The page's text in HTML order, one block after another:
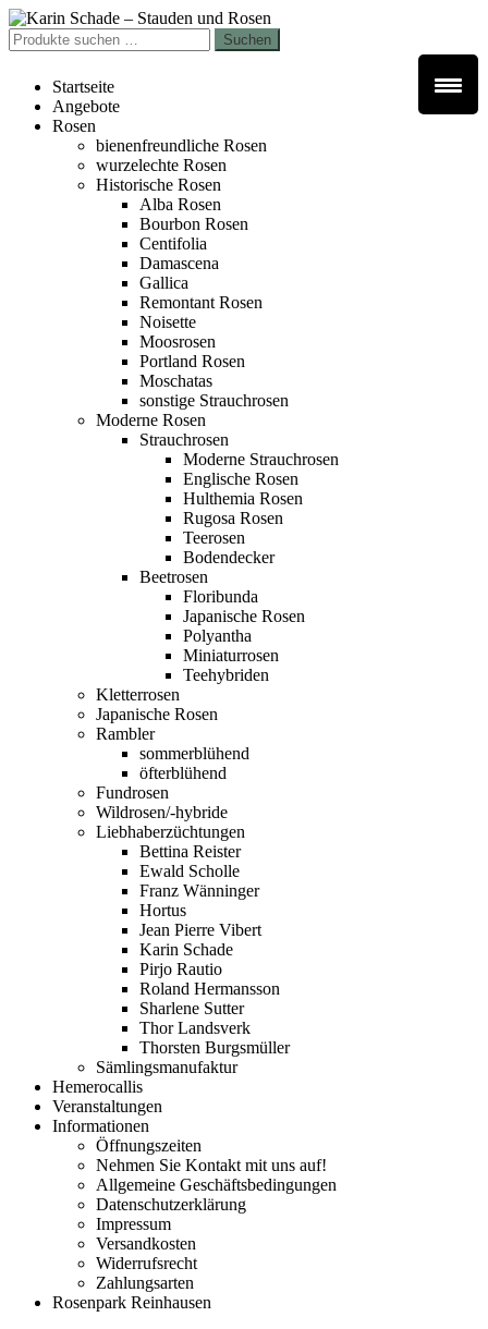
Zur
Navigation
springen
Zum
Inhalt
springen
Suchen
nach:
Suchen
Startseite
Angebote
Rosen
bienenfreundliche Rosen
wurzelechte Rosen
Historische Rosen
Alba Rosen
Bourbon Rosen
Centifolia
Damascena
Gallica
Remontant Rosen
Noisette
Moosrosen
Portland Rosen
Moschatas
sonstige Strauchrosen
Moderne Rosen
Strauchrosen
Moderne Strauchrosen
Englische Rosen
Hulthemia Rosen
Rugosa Rosen
Teerosen
Bodendecker
Beetrosen
Floribunda
Japanische Rosen
Polyantha
Miniaturrosen
Teehybriden
Kletterrosen
Japanische Rosen
Rambler
sommerblühend
öfterblühend
Fundrosen
Wildrosen/-hybride
Liebhaberzüchtungen
Bettina Reister
Ewald Scholle
Franz Wänninger
Hortus
Jean Pierre Vibert
Karin Schade
Pirjo Rautio
Roland Hermansson
Sharlene Sutter
Thor Landsverk
Thorsten Burgsmüller
Sämlingsmanufaktur
Hemerocallis
Veranstaltungen
Informationen
Öffnungszeiten
Nehmen Sie Kontakt mit uns auf!
Allgemeine Geschäftsbedingungen
Datenschutzerklärung
Impressum
Versandkosten
Widerrufsrecht
Zahlungsarten
Rosenpark Reinhausen